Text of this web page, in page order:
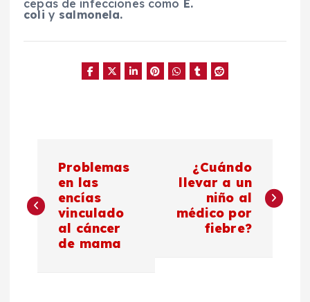
cepas de infecciones como E.
coli y salmonela.
a
v
Problemas
en las
encías
vinculado
al cáncer
de mama
¿Cuándo
llevar a un
niño al
médico por
fiebre?